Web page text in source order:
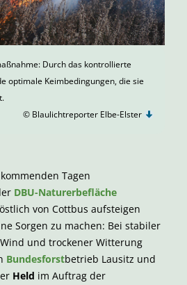
Durch das kontrollierte
optimale Keimbedingungen, die sie
© Blaulichtreporter Elbe-Elster
Tagen
DBU-Naturerbefläche
von Cottbus aufsteigen
Sorgen zu machen: Bei stabiler
und trockener Witterung
Bundesforstbetrieb Lausitz und
Held im Auftrag der